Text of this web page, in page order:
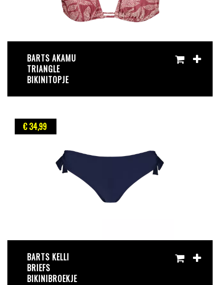
BARTS AKAMU
TRIANGLE
BIKINITOPJE
€ 34,99
BARTS KELLI
BRIEFS
BIKINIBROEKJE